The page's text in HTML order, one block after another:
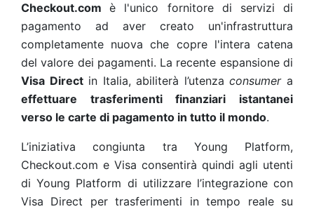
Checkout.comè l'unico fornitore di servizi di
pagamento ad aver creato un'infrastruttura
completamente nuova che copre l'intera catena
del valore dei pagamenti. La recente espansione di
Visa Directin Italia, abiliterà l’utenzaconsumera
effettuare
trasferimenti finanziari istantanei
verso le carte di pagamento in tutto il mondo.
L’iniziativa congiunta tra Young Platform,
Checkout.com e Visa consentirà quindi agli utenti
di Young Platform di utilizzare l’integrazione con
Visa Direct per trasferimenti in tempo reale su